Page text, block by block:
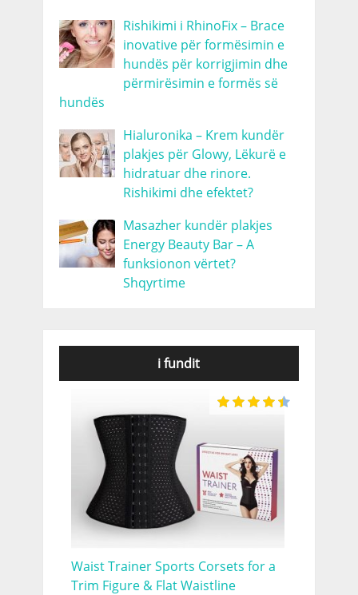
Rishikimi i RhinoFix – Brace
inovative për formësimin e
hundës për korrigjimin dhe
përmirësimin e formës së
hundës
Hialuronika – Krem kundër
plakjes për Glowy, Lëkurë e
hidratuar dhe rinore.
Rishikimi dhe efektet?
Masazher kundër plakjes
Energy Beauty Bar – A
funksionon vërtet?
Shqyrtime
i fundit
Waist Trainer Sports Corsets for a
Trim Figure & Flat Waistline